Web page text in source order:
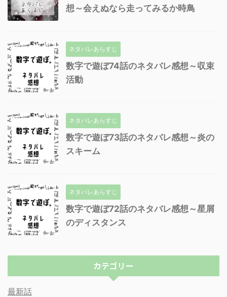
想～会えぬなら走ってみるか時鳥
ネタバレあらすじ
数字で遊ぼ74話のネタバレ感想～収束
活動
ネタバレあらすじ
数字で遊ぼ73話のネタバレ感想～炎の
スキーム
ネタバレあらすじ
数字で遊ぼ72話のネタバレ感想～星屑
のディスタンス
カテゴリー
最新話